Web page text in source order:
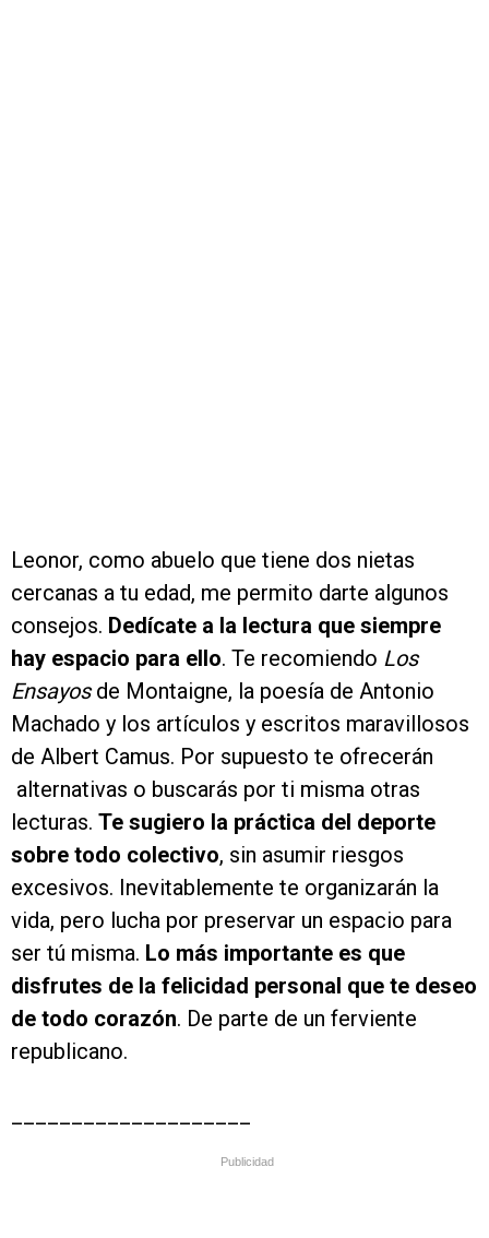
Leonor, como abuelo que tiene dos nietas
cercanas a tu edad, me permito darte algunos
consejos. Dedícate a la lectura que siempre
hay espacio para ello. Te recomiendo Los
Ensayosde Montaigne, la poesía de Antonio
Machado y los artículos y escritos maravillosos
de Albert Camus. Por supuesto te ofrecerán
alternativas o buscarás por ti misma otras
lecturas. Te sugiero la práctica del deporte
sobre todo colectivo, sin asumir riesgos
excesivos. Inevitablemente te organizarán la
vida, pero lucha por preservar un espacio para
ser tú misma. Lo más importante es que
disfrutes de la felicidad personal que te deseo
de todo corazón. De parte de un ferviente
republicano.
Publicidad